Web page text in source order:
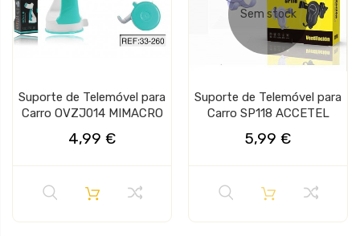
Suporte de Telemóvel para
Carro OVZJ014 MIMACRO
4,99 €
Sem stock
Suporte de Telemóvel para
Carro SP118 ACCETEL
5,99 €